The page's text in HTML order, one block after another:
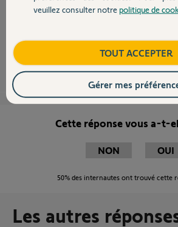
Contact
https://boutique.somfy.fr/telecommande-
il y a plus de 8 ans
Cette réponse vous a-t-
NON OUI
50% des internautes ont trouvé cette
Les autres
veuillez consulter notre politique de
TOUT ACCEPTER
Gérer mes